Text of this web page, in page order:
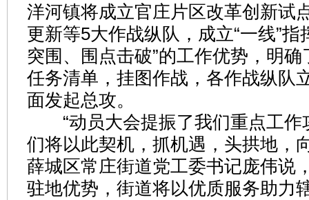
洋河镇将成立官庄片区改革创新试
更新等5大作战纵队，成立“一线”指
突围、围点击破”的工作优势，明
任务清单，挂图作战，各作战纵队
面发起总攻。
“动员大会提振了我们重点工作
们将以此契机，抓机遇，头拱地，
薛城区常庄街道党工委书记庞伟说
驻地优势，街道将以优质服务助力